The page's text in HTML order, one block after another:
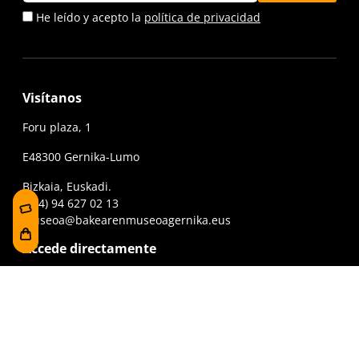
He leído y acepto la política de privacidad
Visítanos
Foru plaza, 1
E48300 Gernika-Lumo
Bizkaia, Euskadi.
(+34) 94 627 02 13
museoa@bakearenmuseoagernika.eus
Accede directamente